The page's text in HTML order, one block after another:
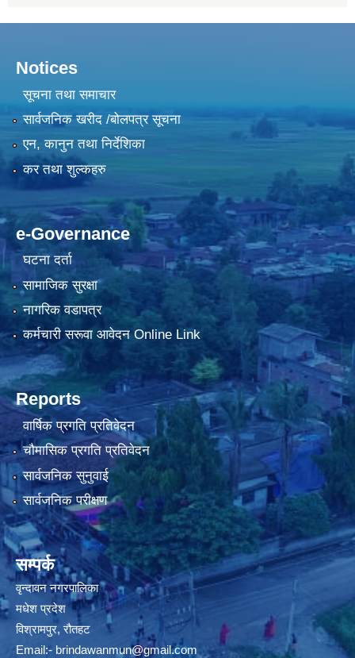
Notices
सूचना तथा समाचार
सार्वजनिक खरीद /बोलपत्र सूचना
एन, कानुन तथा निर्देशिका
कर तथा शुल्कहरु
e-Governance
घटना दर्ता
सामाजिक सुरक्षा
नागरिक वडापत्र
कर्मचारी सरूवा आवेदन Online Link
Reports
वार्षिक प्रगति प्रतिवेदन
चौमासिक प्रगति प्रतिवेदन
सार्वजनिक सुनुवाई
सार्वजनिक परीक्षण
सम्पर्क
वृन्दावन नगरपालिका
मधेश प्रदेश
विश्रामपुर, रौतहट
Email:- brindawanmun@gmail.com